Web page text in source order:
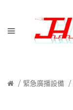
緊急廣播設備